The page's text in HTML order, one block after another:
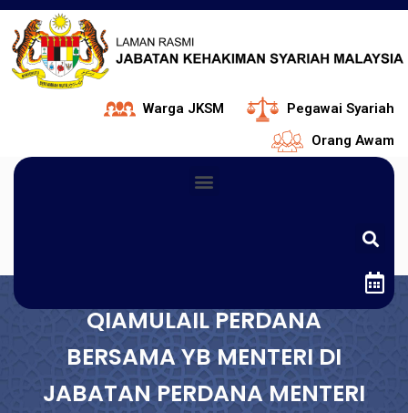
Warga JKSM
Pegawai Syariah
Orang Awam
QIAMULAIL PERDANA
BERSAMA YB MENTERI DI
JABATAN PERDANA MENTERI